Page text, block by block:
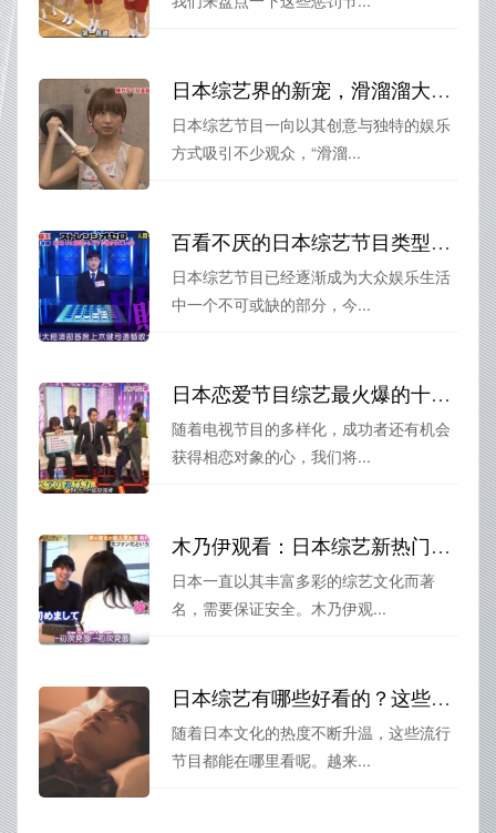
日本综艺界的新宠，滑溜溜大作战上爱奇艺在线观看
日本综艺节目一向以其创意与独特的娱乐
方式吸引不少观众，“滑溜...
百看不厌的日本综艺节目类型，让你感受日本人的生活方式
日本综艺节目已经逐渐成为大众娱乐生活
中一个不可或缺的部分，今...
日本恋爱节目综艺最火爆的十大节目排行榜
随着电视节目的多样化，成功者还有机会
获得相恋对象的心，我们将...
木乃伊观看：日本综艺新热门，你该不该尝试挑战？
日本一直以其丰富多彩的综艺文化而著
名，需要保证安全。木乃伊观...
日本综艺有哪些好看的？这些流行节目都能在哪里看
随着日本文化的热度不断升温，这些流行
节目都能在哪里看呢。越来...